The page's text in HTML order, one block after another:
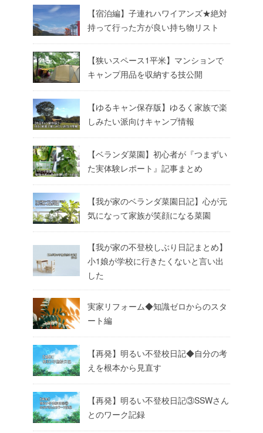
【宿泊編】子連れハワイアンズ★絶対
持って行った方が良い持ち物リスト
【狭いスペース1平米】マンションで
キャンプ用品を収納する技公開
【ゆるキャン保存版】ゆるく家族で楽
しみたい派向けキャンプ情報
【ベランダ菜園】初心者が『つまずい
た実体験レポート』記事まとめ
【我が家のベランダ菜園日記】心が元
気になって家族が笑顔になる菜園
【我が家の不登校しぶり日記まとめ】
小1娘が学校に行きたくないと言い出
した
実家リフォーム◆知識ゼロからのスタ
ート編
【再発】明るい不登校日記◆自分の考
えを根本から見直す
【再発】明るい不登校日記③SSWさん
とのワーク記録